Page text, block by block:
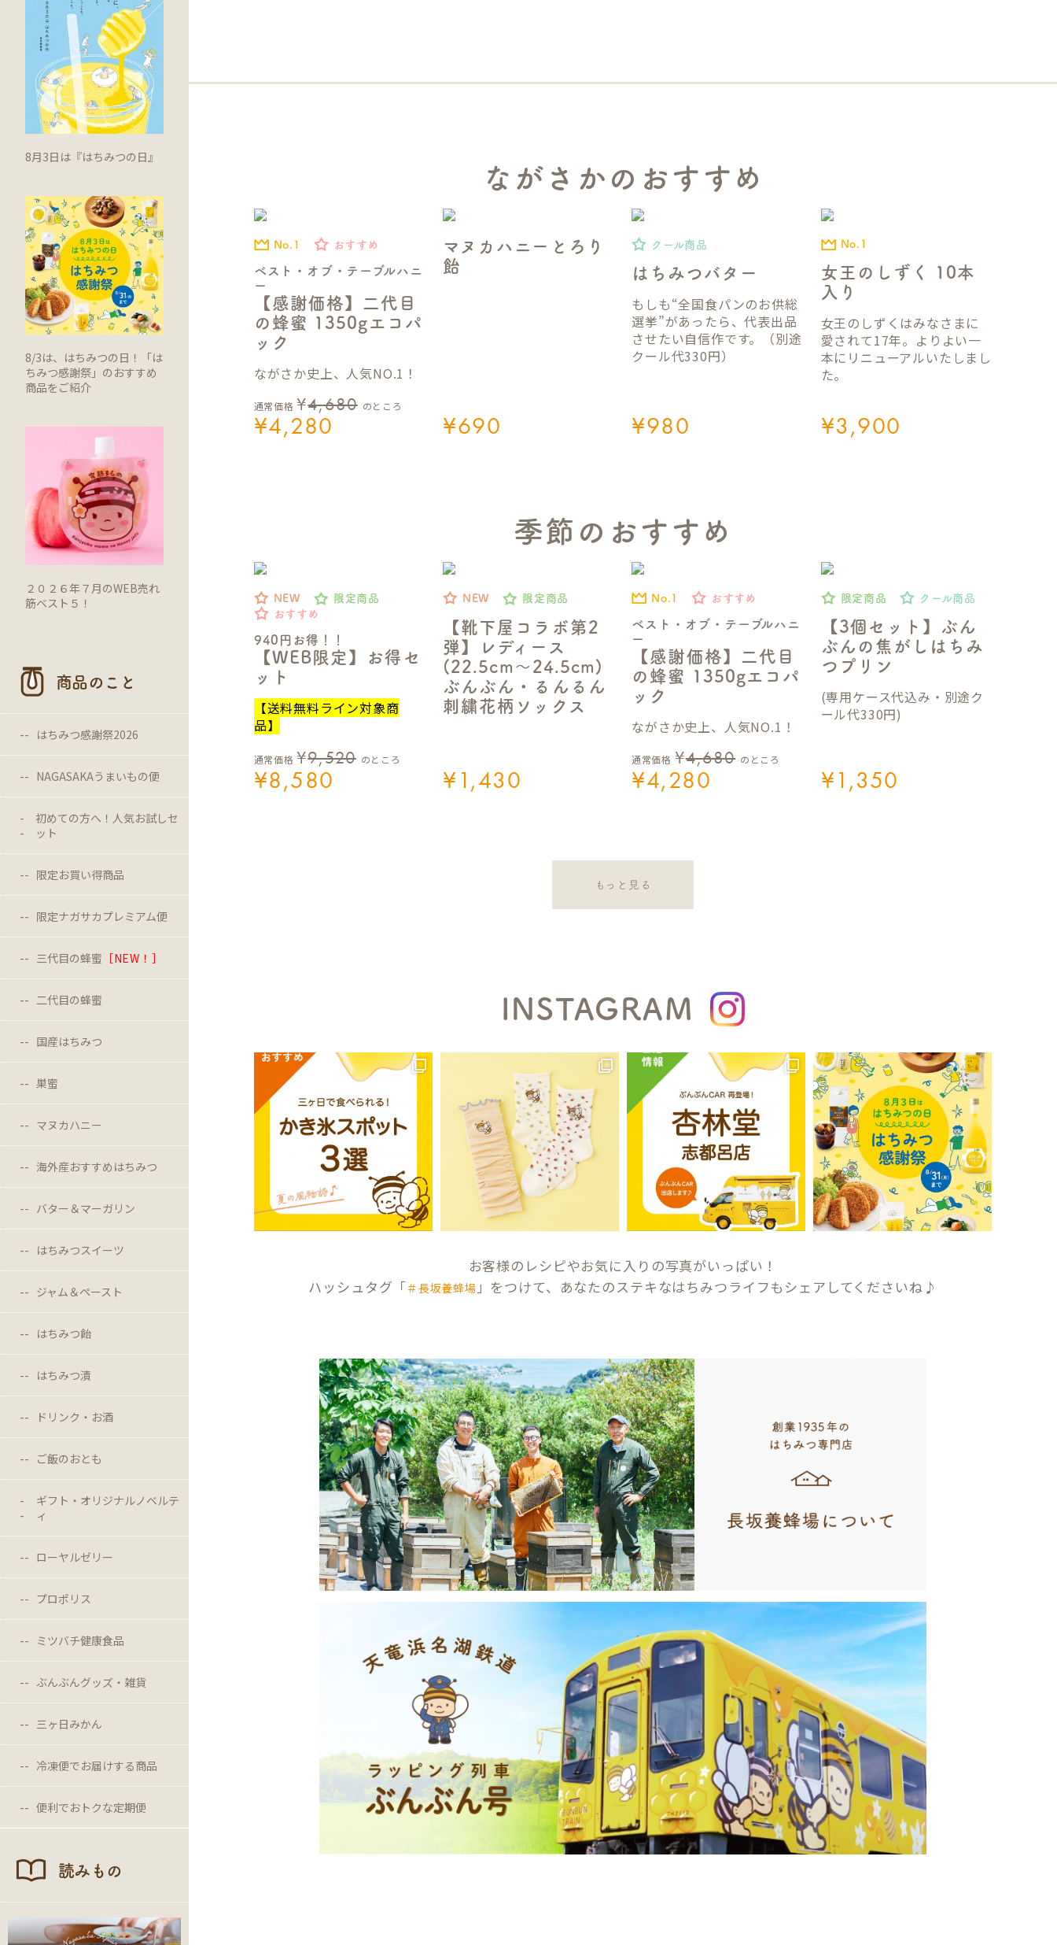
8月3日は『はちみつの日』
8/3は、はちみつの日！「は
ちみつ感謝祭」のおすすめ
商品をご紹介
２０２６年７月のWEB売れ
筋ベスト５！
商品のこと
はちみつ感謝祭2026
NAGASAKAうまいもの便
初めての方へ！人気お試しセ
ット
限定お買い得商品
限定ナガサカプレミアム便
三代目の蜂蜜 ［NEW！］
二代目の蜂蜜
国産はちみつ
巣蜜
マヌカハニー
海外産おすすめはちみつ
バター＆マーガリン
はちみつスイーツ
ジャム＆ペースト
はちみつ飴
はちみつ漬
ドリンク・お酒
ご飯のおとも
ギフト・オリジナルノベルテ
ィ
ローヤルゼリー
プロポリス
ミツバチ健康食品
ぶんぶんグッズ・雑貨
三ヶ日みかん
冷凍便でお届けする商品
便利でおトクな定期便
読みもの
ながさかのおすすめ
ベスト・オブ・テーブルハニ
ー
【感謝価格】二代目
の蜂蜜 1350gエコパ
ック
No.1 おすすめ
通常価格 ¥4,680 のところ
¥4,280
ながさか史上、人気NO.1！
マヌカハニーとろり
飴
¥690
はちみつバター
クール商品
¥980
もしも“全国食パンのお供総
選挙”があったら、代表出品
させたい自信作です。（別途
クール代330円）
女王のしずく 10本
入り
No.1
¥3,900
女王のしずくはみなさまに
愛されて17年。よりよい一
本にリニューアルいたしまし
た。
季節のおすすめ
940円お得！！
【WEB限定】お得セ
ット
NEW
限定商品
おすすめ
通常価格 ¥9,520 のところ
¥8,580
【送料無料ライン対象商
品】
【靴下屋コラボ第2
弾】レディース
(22.5cm～24.5cm)
ぶんぶん・るんるん
刺繍花柄ソックス
NEW 限定商品
¥1,430
ベスト・オブ・テーブルハニ
ー
【感謝価格】二代目
の蜂蜜 1350gエコパ
ック
No.1 おすすめ
通常価格 ¥4,680 のところ
¥4,280
ながさか史上、人気NO.1！
【3個セット】ぶん
ぶんの焦がしはちみ
つプリン
限定商品 クール商品
¥1,350
(専用ケース代込み・別途ク
ール代330円)
もっと見る
INSTAGRAM
お客様のレシピやお気に入りの写真がいっぱい！
ハッシュタグ「＃長坂養蜂場 」をつけて、あなたのステキなはちみつライフもシェアしてくださいね♪